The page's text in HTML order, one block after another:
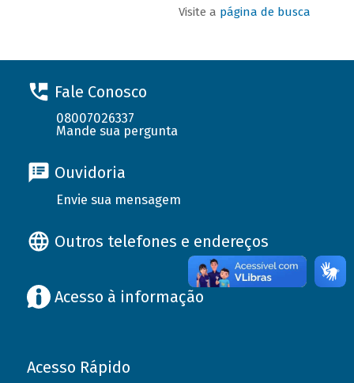
Visite a página de busca
Fale Conosco
08007026337
Mande sua pergunta
Ouvidoria
Envie sua mensagem
Outros telefones e endereços
Acesso à informação
Acesso Rápido